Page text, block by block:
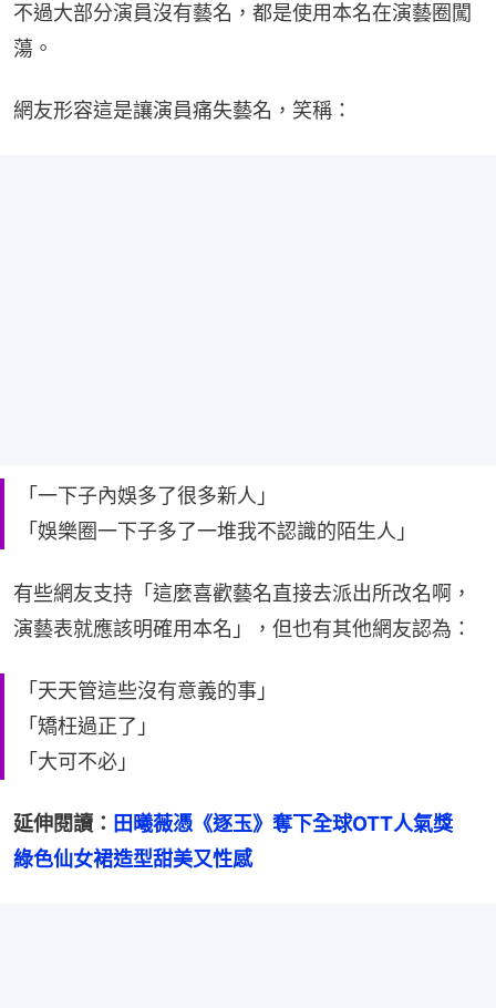
不過大部分演員沒有藝名，都是使用本名在演藝圈闖
蕩。
網友形容這是讓演員痛失藝名，笑稱：
「一下子內娛多了很多新人」
「娛樂圈一下子多了一堆我不認識的陌生人」
有些網友支持「這麼喜歡藝名直接去派出所改名啊，
演藝表就應該明確用本名」，但也有其他網友認為：
「天天管這些沒有意義的事」
「矯枉過正了」
「大可不必」
延伸閱讀： 田曦薇憑《逐玉》奪下全球OTT人氣獎
綠色仙女裙造型甜美又性感